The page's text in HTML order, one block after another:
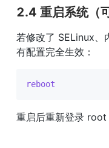
2.4 重启系统（
若修改了 SELinux、
有配置完全生效：
reboot
重启后重新登录 root